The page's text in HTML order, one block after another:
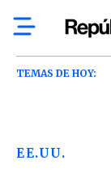
TEMAS DE HOY:
EE.UU.